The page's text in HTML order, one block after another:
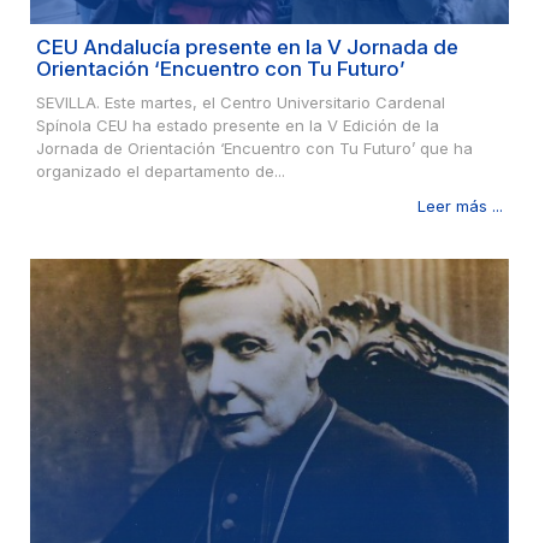
CEU Andalucía presente en la V Jornada de
Orientación ‘Encuentro con Tu Futuro’
SEVILLA. Este martes, el Centro Universitario Cardenal
Spínola CEU ha estado presente en la V Edición de la
Jornada de Orientación ‘Encuentro con Tu Futuro’ que ha
organizado el departamento de...
Leer más ...